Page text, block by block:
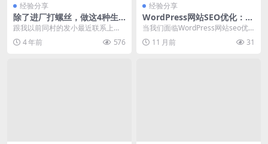
经验分享
除了进厂打螺丝，做这4种生
意不会比打工挣钱少
跟我以前同村的发小最近联系上我
了，这么多年没见，听声音依旧还
是熟悉的感觉，我俩小...
4 年前 576
经验分享
WordPress网站SEO优化：如
何提升网站在百度和谷歌的搜
索排名？
当我们面临WordPress网站seo优
化的问题时，如何提升网站在百度
和谷歌的搜...
11 月前 31